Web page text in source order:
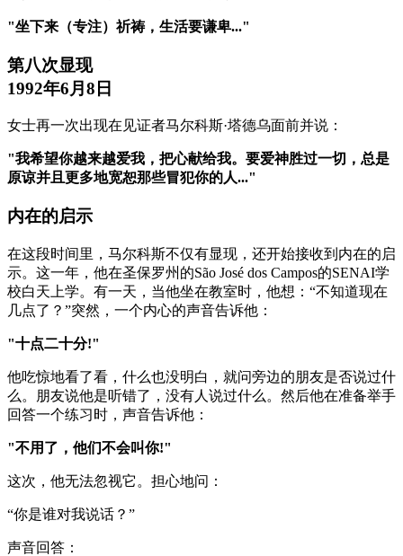
"坐下来（专注）祈祷，生活要谦卑..."
第八次显现
1992年6月8日
女士再一次出现在见证者马尔科斯·塔德乌面前并说：
"我希望你越来越爱我，把心献给我。要爱神胜过一切，总是
原谅并且更多地宽恕那些冒犯你的人..."
内在的启示
在这段时间里，马尔科斯不仅有显现，还开始接收到内在的启
示。这一年，他在圣保罗州的São José dos Campos的SENAI学
校白天上学。有一天，当他坐在教室时，他想：“不知道现在
几点了？”突然，一个内心的声音告诉他：
"十点二十分!"
他吃惊地看了看，什么也没明白，就问旁边的朋友是否说过什
么。朋友说他是听错了，没有人说过什么。然后他在准备举手
回答一个练习时，声音告诉他：
"不用了，他们不会叫你!"
这次，他无法忽视它。担心地问：
“你是谁对我说话？”
声音回答：